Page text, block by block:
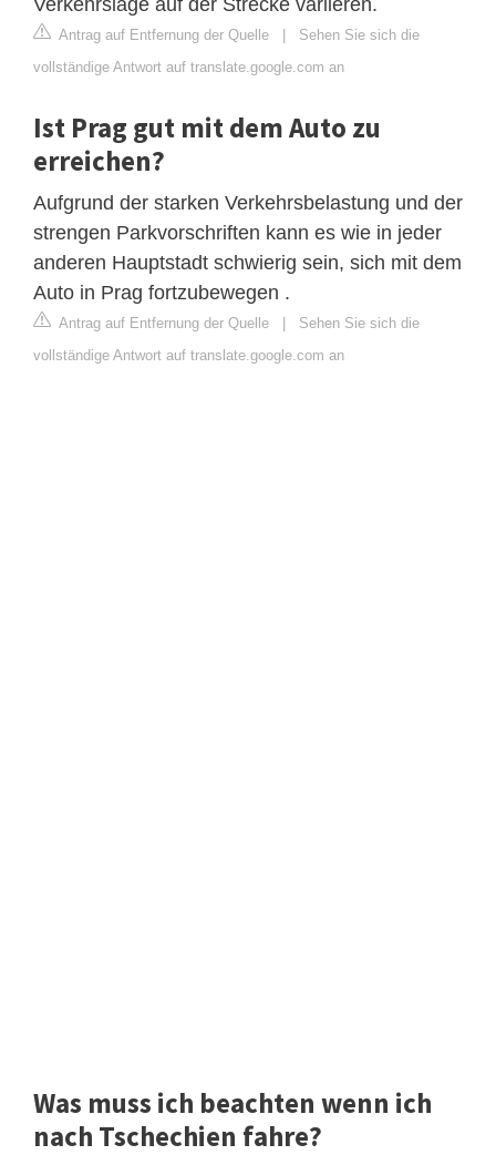
Antrag auf Entfernung der Quelle | Sehen Sie sich die
vollständige Antwort auf translate.google.com an
Ist Prag gut mit dem Auto zu
erreichen?
Aufgrund der starken Verkehrsbelastung und der
strengen Parkvorschriften kann es wie in jeder
anderen Hauptstadt schwierig sein, sich mit dem
Auto in Prag fortzubewegen .
Antrag auf Entfernung der Quelle | Sehen Sie sich die
vollständige Antwort auf translate.google.com an
Was muss ich beachten wenn ich
nach Tschechien fahre?